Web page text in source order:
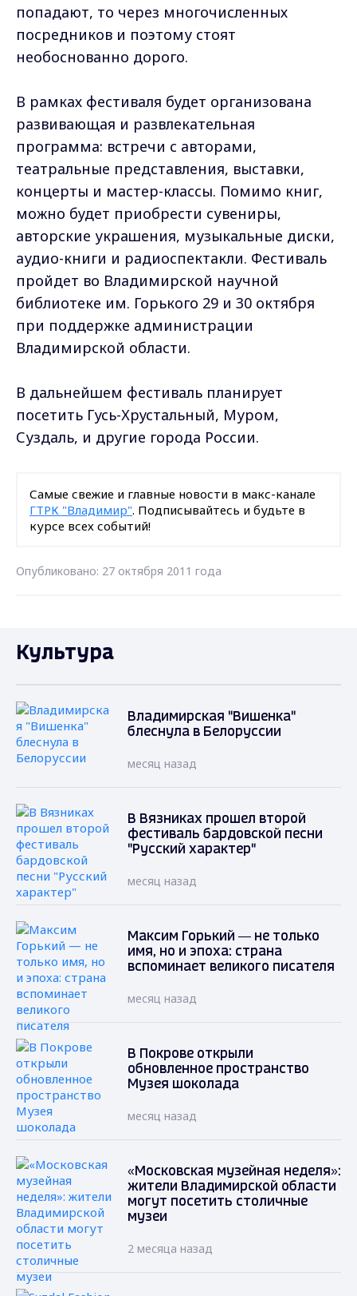
попадают, то через многочисленных
посредников и поэтому стоят
необоснованно дорого.
В рамках фестиваля будет организована
развивающая и развлекательная
программа: встречи с авторами,
театральные представления, выставки,
концерты и мастер-классы. Помимо книг,
можно будет приобрести сувениры,
авторские украшения, музыкальные диски,
аудио-книги и радиоспектакли. Фестиваль
пройдет во Владимирской научной
библиотеке им. Горького 29 и 30 октября
при поддержке администрации
Владимирской области.
В дальнейшем фестиваль планирует
посетить Гусь-Хрустальный, Муром,
Суздаль, и другие города России.
Самые свежие и главные новости в макс-канале
ГТРК "Владимир". Подписывайтесь и будьте в
курсе всех событий!
Опубликовано: 27 октября 2011 года
Культура
Владимирская "Вишенка"
блеснула в Белоруссии
месяц назад
В Вязниках прошел второй
фестиваль бардовской песни
"Русский характер"
месяц назад
Максим Горький — не только
имя, но и эпоха: страна
вспоминает великого писателя
месяц назад
В Покрове открыли
обновленное пространство
Музея шоколада
месяц назад
«Московская музейная неделя»:
жители Владимирской области
могут посетить столичные
музеи
2 месяца назад